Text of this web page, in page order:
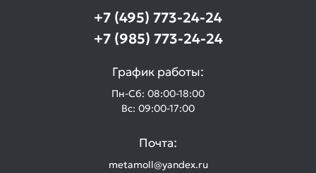
+7 (495) 773-24-24
+7 (985) 773-24-24
График работы:
Пн-Сб: 08:00-18:00
Вс: 09:00-17:00
Почта:
metamoll@yandex.ru